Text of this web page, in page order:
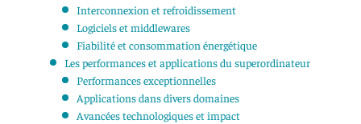
Interconnexion et refroidissement
Logiciels et middlewares
Fiabilité et consommation énergétique
Les performances et applications du superordinateur
Performances exceptionnelles
Applications dans divers domaines
Avancées technologiques et impact